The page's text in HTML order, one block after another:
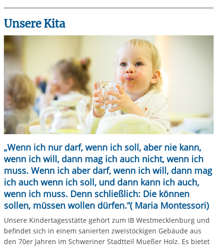
Unsere Kita
„Wenn ich nur darf, wenn ich soll, aber nie kann,
wenn ich will, dann mag ich auch nicht, wenn ich
muss. Wenn ich aber darf, wenn ich will, dann mag
ich auch wenn ich soll, und dann kann ich auch,
wenn ich muss. Denn schließlich: Die können
sollen, müssen wollen dürfen.“( Maria Montessori)
Unsere Kindertagesstätte gehört zum IB Westmecklenburg und
befindet sich in einem sanierten zweistöckigen Gebäude aus
den 70er Jahren im Schweriner Stadtteil Mueßer Holz. Es bietet